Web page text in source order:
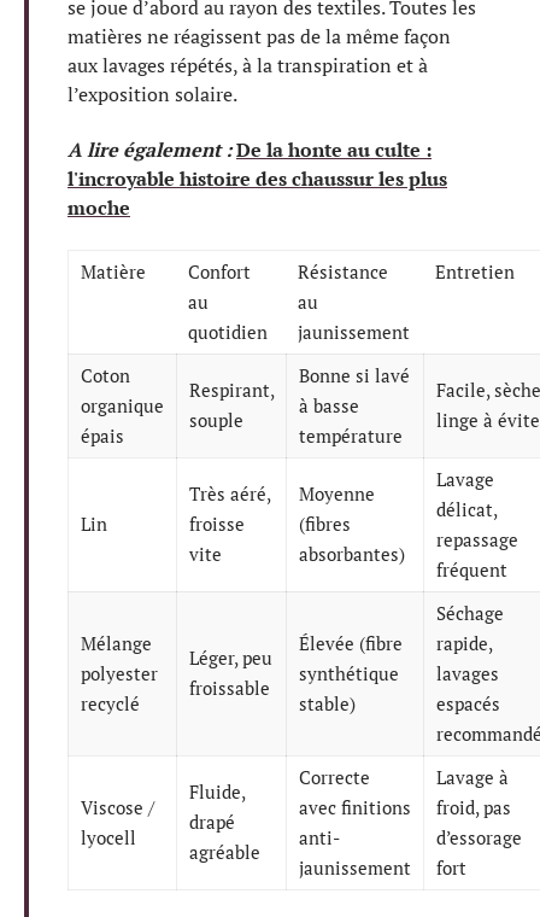
se joue d’abord au rayon des textiles. Toutes les
matières ne réagissent pas de la même façon
aux lavages répétés, à la transpiration et à
l’exposition solaire.
A lire également :De la honte au culte :
l'incroyable histoire des chaussur les plus
moche
Matière
Confort
au
quotidien
Résistance
au
jaunissement
Entretien
Coton
organique
épais
Respirant,
souple
Bonne si lavé
à basse
température
Facile,
linge à
Lin
Très aéré,
froisse
vite
Moyenne
(fibres
absorbantes)
Lavage
délicat,
repassage
fréquent
Mélange
polyester
recyclé
Léger, peu
froissable
Élevée (fibre
synthétique
stable)
Séchage
rapide,
lavages
espacés
Viscose /
lyocell
Fluide,
drapé
agréable
Correcte
avec finitions
anti-
jaunissement
Lavage à
froid, pas
d’essorage
fort